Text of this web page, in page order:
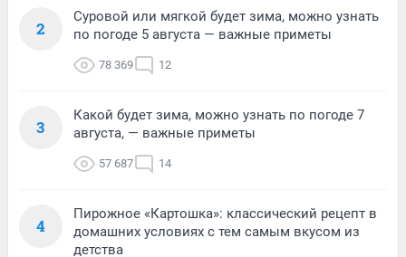
2
Суровой или мягкой будет зима, можно узнать
по погоде 5 августа — важные приметы
78 369 12
3
Какой будет зима, можно узнать по погоде 7
августа, — важные приметы
57 687 14
4
Пирожное «Картошка»: классический рецепт в
домашних условиях с тем самым вкусом из
детства